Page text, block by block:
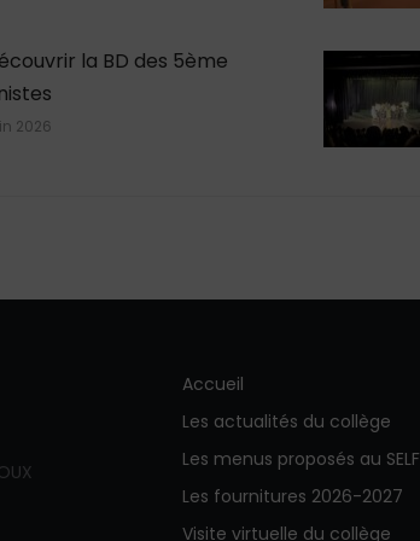
la BD des 5ème
2026
Accueil
Les actualités du collège
Les menus proposés au SELF
Les fournitures 2026-2027
Visite virtuelle du collège